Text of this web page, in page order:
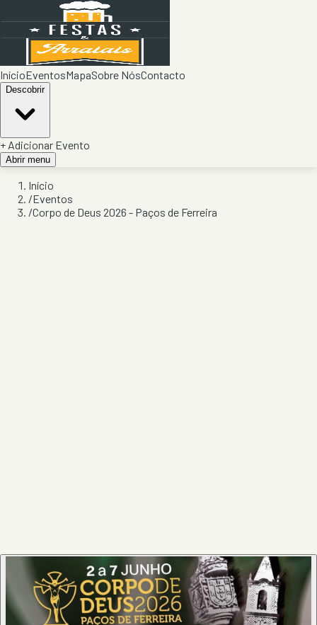
InícioEventosMapaSobre NósContacto
Descobrir
+ Adicionar Evento
Abrir menu
Início
/Eventos
/Corpo de Deus 2026 - Paços de Ferreira